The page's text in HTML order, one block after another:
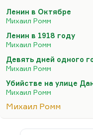
крупнейший фильм.
там неинтересен, а
Понимаете, какая
настоящий Ромм —
дней одного года»
вот «Убийство на
считаю, что
великая картина.
Ленин в Октябре
Михаил Ромм
Ленин в 1918 году
Михаил Ромм
Девять дней одного
Михаил Ромм
Убийстве на улице
Михаил Ромм
Михаил Ромм